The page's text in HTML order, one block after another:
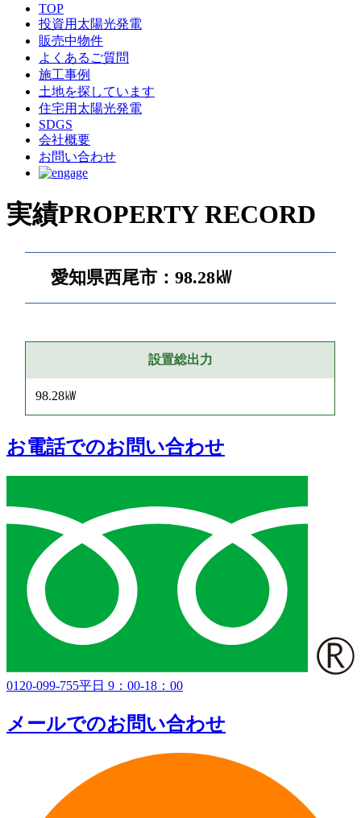
TOP
投資用太陽光発電
販売中物件
よくあるご質問
施工事例
土地を探しています
住宅用太陽光発電
SDGS
会社概要
お問い合わせ
実績PROPERTY RECORD
愛知県西尾市：98.28㎾
設置総出力
98.28㎾
お電話でのお問い合わせ
0120-099-755平日 9：00-18：00
メールでのお問い合わせ